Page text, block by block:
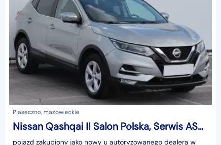
Piaseczno, mazowieckie
Nissan Qashqai II Salon Polska, Serwis ASO, Skóra, Navi, Tempomat, Parktronic,
pojazd zakupiony jako nowy u autoryzowanego dealera w